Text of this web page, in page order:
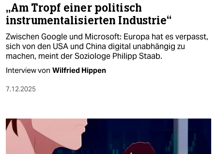
„Am Tropf einer politisch
instrumentalisierten Industrie“
Zwischen Google und Microsoft: Europa hat es verpasst,
sich von den USA und China digital unabhängig zu
machen, meint der Soziologe Philipp Staab.
Interview von Wilfried Hippen
7.12.2025